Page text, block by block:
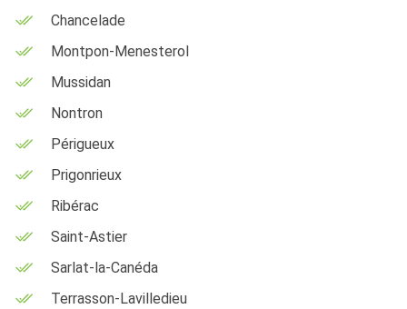
Chancelade
Montpon-Menesterol
Mussidan
Nontron
Périgueux
Prigonrieux
Ribérac
Saint-Astier
Sarlat-la-Canéda
Terrasson-Lavilledieu